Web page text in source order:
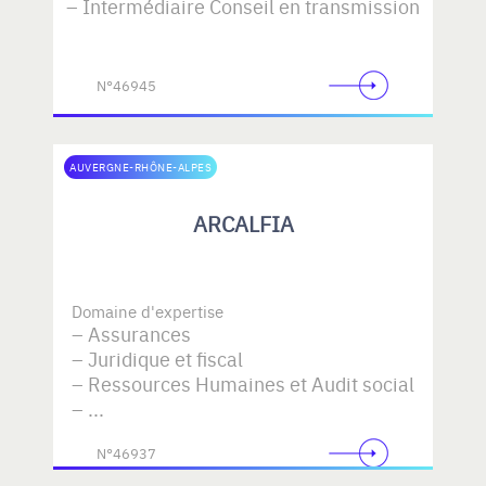
Intermédiaire Conseil en transmission
N°46945
AUVERGNE-RHÔNE-ALPES
ARCALFIA
Domaine d'expertise
Assurances
Juridique et fiscal
Ressources Humaines et Audit social
...
N°46937